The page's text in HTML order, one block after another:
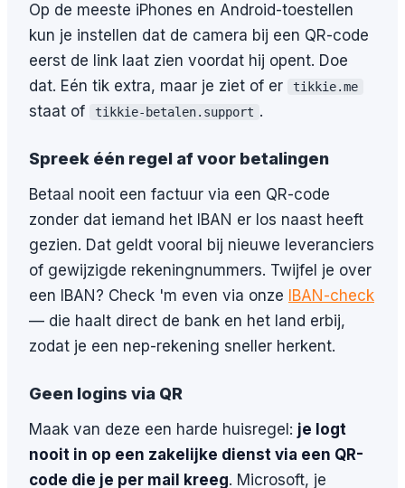
Op de meeste iPhones en Android-toestellen
kun je instellen dat de camera bij een QR-code
eerst de link laat zien voordat hij opent. Doe
dat. Eén tik extra, maar je ziet of er
tikkie.me
staat of tikkie-betalen.support .
Spreek één regel af voor betalingen
Betaal nooit een factuur via een QR-code
zonder dat iemand het IBAN er los naast heeft
gezien. Dat geldt vooral bij nieuwe leveranciers
of gewijzigde rekeningnummers. Twijfel je over
een IBAN? Check 'm even via onze IBAN-check
— die haalt direct de bank en het land erbij,
zodat je een nep-rekening sneller herkent.
Geen logins via QR
Maak van deze een harde huisregel: je logt
nooit in op een zakelijke dienst via een QR-
code die je per mail kreeg. Microsoft, je